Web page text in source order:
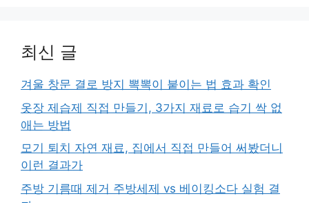
최신 글
겨울 창문 결로 방지 뽁뽁이 붙이는 법 효과 확인
옷장 제습제 직접 만들기, 3가지 재료로 습기 싹 없
애는 방법
모기 퇴치 자연 재료, 집에서 직접 만들어 써봤더니
이런 결과가
주방 기름때 제거 주방세제 vs 베이킹소다 실험 결